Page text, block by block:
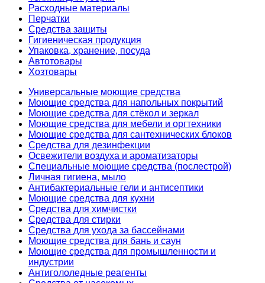
Расходные материалы
Перчатки
Средства защиты
Гигиеническая продукция
Упаковка, хранение, посуда
Автотовары
Хозтовары
Универсальные моющие средства
Моющие средства для напольных покрытий
Моющие средства для стёкол и зеркал
Моющие средства для мебели и оргтехники
Моющие средства для сантехнических блоков
Средства для дезинфекции
Освежители воздуха и ароматизаторы
Специальные моющие средства (послестрой)
Личная гигиена, мыло
Антибактериальные гели и антисептики
Моющие средства для кухни
Средства для химчистки
Средства для стирки
Средства для ухода за бассейнами
Моющие средства для бань и саун
Моющие средства для промышленности и
индустрии
Антигололедные реагенты